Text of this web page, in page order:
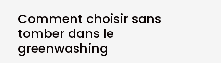
Comment choisir sans
tomber dans le
greenwashing